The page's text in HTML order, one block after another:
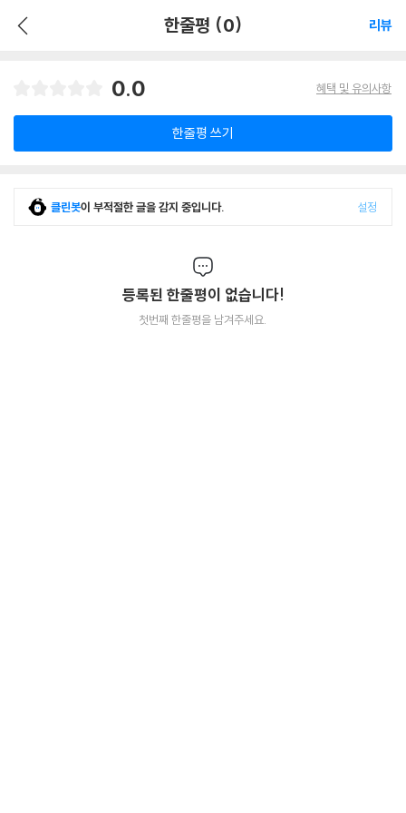
한줄평 (0) 리뷰
0.0 혜택 및 유의사항
한줄평 쓰기
클린봇이 부적절한 글을 감지 중입니다. 설정
등록된 한줄평이 없습니다!
첫번째 한줄평을 남겨주세요.